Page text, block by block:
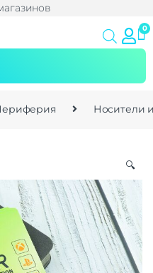
Носители
🔍